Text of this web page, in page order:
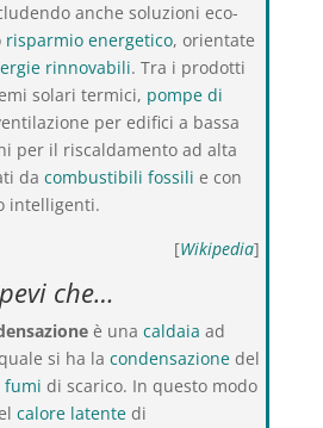
anche soluzioni eco-
risparmio energetico, orientate
rinnovabili. Tra i prodotti
solari termici, pompe di
per edifici a bassa
per il riscaldamento ad alta
da combustibili fossili e con
intelligenti.
[Wikipedia]
che…
è una caldaia ad
si ha la condensazionedel
fumi di scarico. In questo modo
calore latentedi